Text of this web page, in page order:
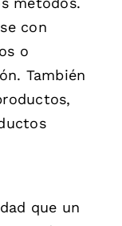
con
o
También
que un